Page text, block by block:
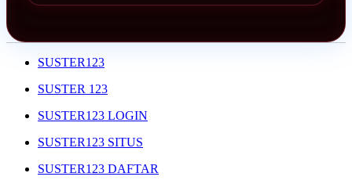
SUSTER123
SUSTER 123
SUSTER123 LOGIN
SUSTER123 SITUS
SUSTER123 DAFTAR